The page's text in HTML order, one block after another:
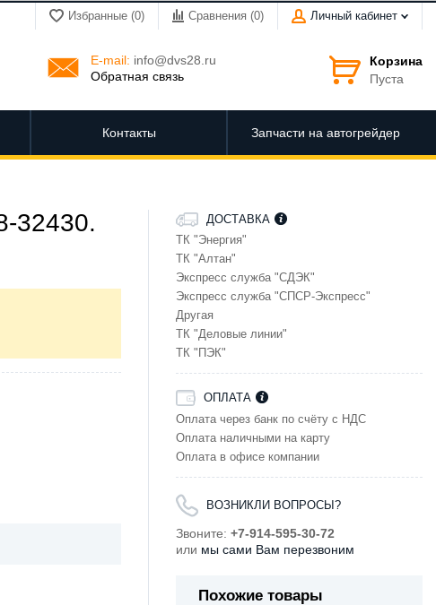
Избранные (0) Сравнения (0) Личный кабинет
E-mail: info@dvs28.ru
Обратная связь
Корзина
Пуста
Контакты Запчасти на автогрейдер
32430.
ДОСТАВКА
ТК "Энергия"
ТК "Алтан"
Экспресс служба "СДЭК"
Экспресс служба "СПСР-Экспресс"
Другая
ТК "Деловые линии"
ТК "ПЭК"
ОПЛАТА
Оплата через банк по счёту с НДС
Оплата наличными на карту
Оплата в офисе компании
ВОЗНИКЛИ ВОПРОСЫ?
Звоните: +7-914-595-30-72
или мы сами Вам перезвоним
Похожие товары